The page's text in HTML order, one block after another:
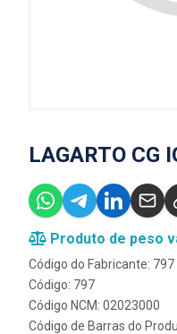
LAGARTO CG
Produto de peso
Código do Fabricante: 797
Código: 797
Código NCM: 02023000
Código de Barras do